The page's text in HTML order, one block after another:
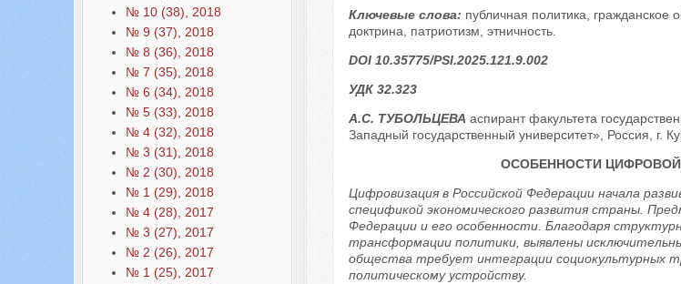
№ 10 (38), 2018
№ 9 (37), 2018
№ 8 (36), 2018
№ 7 (35), 2018
№ 6 (34), 2018
№ 5 (33), 2018
№ 4 (32), 2018
№ 3 (31), 2018
№ 2 (30), 2018
№ 1 (29), 2018
№ 4 (28), 2017
№ 3 (27), 2017
№ 2 (26), 2017
№ 1 (25), 2017
Ключевые слова: публичная политика, гражданское
доктрина, патриотизм, этничность.
DOI 10.35775/PSI.2025.121.9.002
УДК 32.323
А.С. ТУБОЛЬЦЕВА аспирант факультета
Западный государственный университет», Россия, г.
ОСОБЕННОСТИ
Цифровизация в Российской Федерации начала
спецификой экономического развития страны.
Федерации и его особенности. Благодаря
трансформации политики, выявлены
общества требует интеграции социокультурных
политическому устройству.